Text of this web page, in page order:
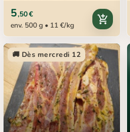
5,50 €
env. 500 g • 11 €/kg
add_shopping_cart
🚚 Dès mercredi 12